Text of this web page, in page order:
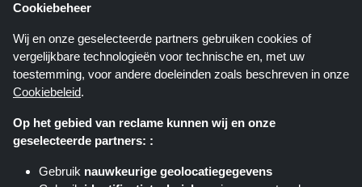
Kortingscop.nl is een website die u deals, kortingen en kortingscodes biedt;
affiliate netwerken. Kortingscop.nl of zijn medewerkers maken geen deel uit
Cookiebeheer
Wij en onze geselecteerde partners gebruiken cookies of
vergelijkbare technologieën voor technische en, met uw
toestemming, voor andere doeleinden zoals beschreven in onze
Cookiebeleid.
Op het gebied van reclame kunnen wij en onze
geselecteerde partners: :
Gebruik nauwkeurige geolocatiegegevens